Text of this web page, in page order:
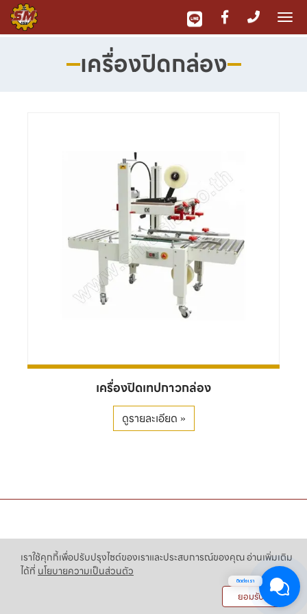
เครื่องปิดกล่อง
เครื่องปิดเทปกาวกล่อง
ดูรายละเอียด »
เราใช้คุกกี้เพื่อปรับปรุงไซต์ของเราและประสบการณ์ของคุณ อ่านเพิ่มเติม
ได้ที่ นโยบายความเป็นส่วนตัว
ยอมรับ
ติดต่อเรา